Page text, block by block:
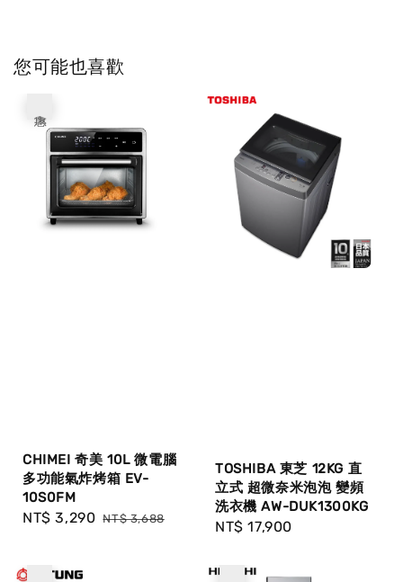
您可能也喜歡
CHIMEI 奇美 10L 微電腦
多功能氣炸烤箱 EV-
10S0FM
Sale
NT$ 3,290 Regular
NT$ 3,688
TOSHIBA 東芝 12KG 直
立式 超微奈米泡泡 變頻
洗衣機 AW-DUK1300KG
Regular
NT$ 17,900